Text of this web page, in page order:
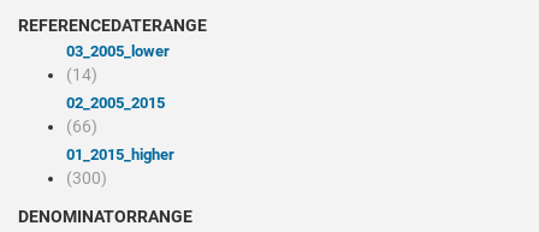
REFERENCEDATERANGE
03_2005_lower
(14)
02_2005_2015
(66)
01_2015_higher
(300)
DENOMINATORRANGE